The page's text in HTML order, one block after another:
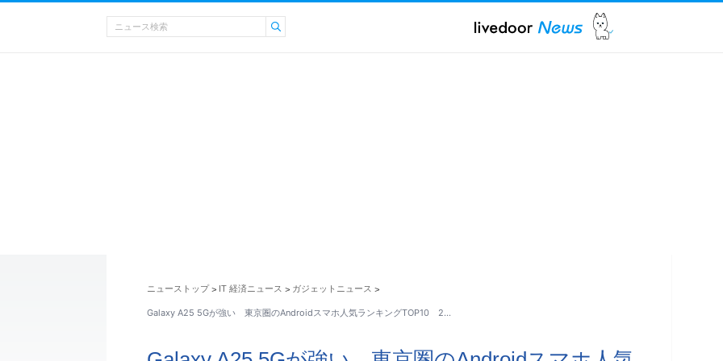
ニューストップ > IT 経済ニュース > ガジェットニュース >
Galaxy A25 5Gが強い 東京圏のAndroidスマホ人気ランキングTOP10 2…